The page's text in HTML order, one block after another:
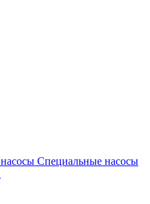
Специальные насосы